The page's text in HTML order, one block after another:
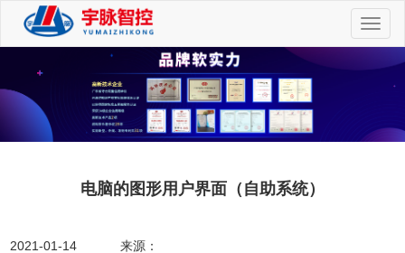
切
换
电脑的图形用户界面（自助系统）
2021-01-14 来源：